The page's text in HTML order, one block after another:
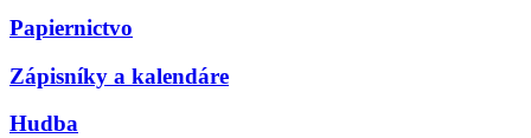
Papiernictvo
Zápisníky a kalendáre
Hudba